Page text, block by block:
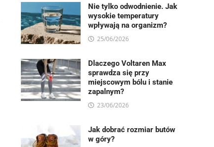
Nie tylko odwodnienie. Jak
wysokie temperatury
wpływają na organizm?
25/06/2026
Dlaczego Voltaren Max
sprawdza się przy
miejscowym bólu i stanie
zapalnym?
23/06/2026
Jak dobrać rozmiar butów
w góry?